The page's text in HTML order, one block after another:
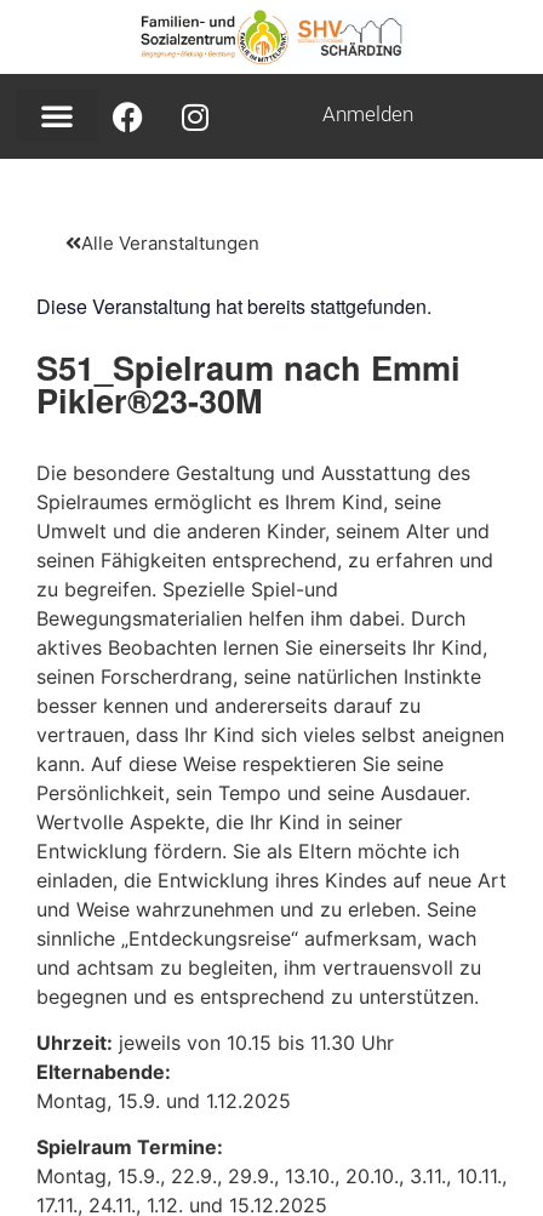
Anmelden
Alle Veranstaltungen
Diese Veranstaltung hat bereits stattgefunden.
S51_Spielraum nach Emmi
Pikler®23-30M
Die besondere Gestaltung und Ausstattung des
Spielraumes ermöglicht es Ihrem Kind, seine
Umwelt und die anderen Kinder, seinem Alter und
seinen Fähigkeiten entsprechend, zu erfahren und
zu begreifen. Spezielle Spiel-und
Bewegungsmaterialien helfen ihm dabei. Durch
aktives Beobachten lernen Sie einerseits Ihr Kind,
seinen Forscherdrang, seine natürlichen Instinkte
besser kennen und andererseits darauf zu
vertrauen, dass Ihr Kind sich vieles selbst aneignen
kann. Auf diese Weise respektieren Sie seine
Persönlichkeit, sein Tempo und seine Ausdauer.
Wertvolle Aspekte, die Ihr Kind in seiner
Entwicklung fördern. Sie als Eltern möchte ich
einladen, die Entwicklung ihres Kindes auf neue Art
und Weise wahrzunehmen und zu erleben. Seine
sinnliche „Entdeckungsreise“ aufmerksam, wach
und achtsam zu begleiten, ihm vertrauensvoll zu
begegnen und es entsprechend zu unterstützen.
Uhrzeit: jeweils von 10.15 bis 11.30 Uhr
Elternabende:
Montag, 15.9. und 1.12.2025
Spielraum Termine:
Montag, 15.9., 22.9., 29.9., 13.10., 20.10., 3.11., 10.11.,
17.11., 24.11., 1.12. und 15.12.2025